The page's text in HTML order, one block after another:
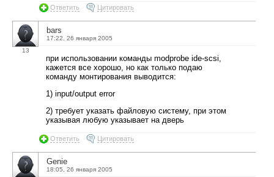
Ответить Цитировать
13
bars
17:22, 26 января 2005
при использовании команды modprobe ide-scsi,
кажется все хорошо, но как только подаю
команду монтирования выводится:
1) input/output error
2) требует указать файловую систему, при этом
указывая любую указывает на дверь
Ответить Цитировать
Genie
18:05, 26 января 2005